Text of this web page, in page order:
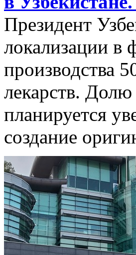
Президент
локализации в
производства
лекарств.
планируется
создание